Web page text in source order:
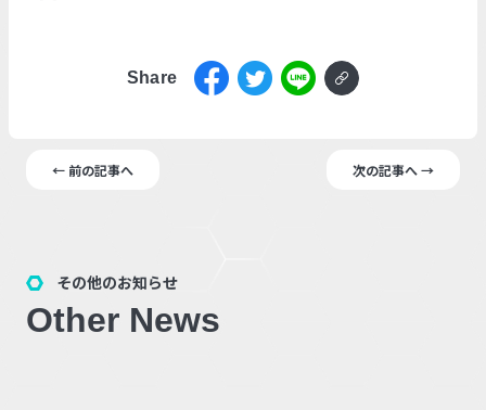
Share
← 前の記事へ 次の記事へ →
その他のお知らせ
Other News